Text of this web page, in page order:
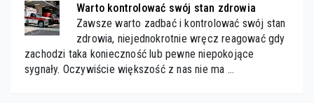
Warto kontrolować swój stan zdrowia
Zawsze warto zadbać i kontrolować swój stan
zdrowia, niejednokrotnie wręcz reagować gdy
zachodzi taka konieczność lub pewne niepokojące
sygnały. Oczywiście większość z nas nie ma …